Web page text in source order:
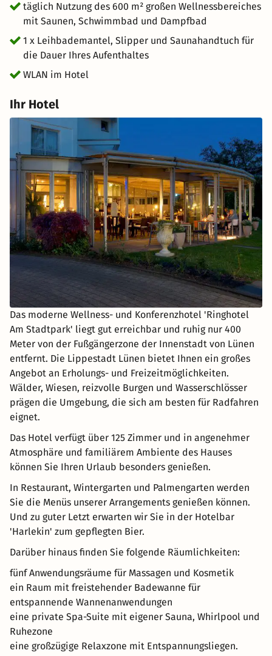
täglich Nutzung des 600 m² großen Wellnessbereiches
mit Saunen, Schwimmbad und Dampfbad
1 x Leihbademantel, Slipper und Saunahandtuch für
die Dauer Ihres Aufenthaltes
WLAN im Hotel
Ihr Hotel
Das moderne Wellness- und Konferenzhotel 'Ringhotel
Am Stadtpark' liegt gut erreichbar und ruhig nur 400
Meter von der Fußgängerzone der Innenstadt von Lünen
entfernt. Die Lippestadt Lünen bietet Ihnen ein großes
Angebot an Erholungs- und Freizeitmöglichkeiten.
Wälder, Wiesen, reizvolle Burgen und Wasserschlösser
prägen die Umgebung, die sich am besten für Radfahren
eignet.
Das Hotel verfügt über 125 Zimmer und in angenehmer
Atmosphäre und familiärem Ambiente des Hauses
können Sie Ihren Urlaub besonders genießen.
In Restaurant, Wintergarten und Palmengarten werden
Sie die Menüs unserer Arrangements genießen können.
Und zu guter Letzt erwarten wir Sie in der Hotelbar
'Harlekin' zum gepflegten Bier.
Darüber hinaus finden Sie folgende Räumlichkeiten:
fünf Anwendungsräume für Massagen und Kosmetik
ein Raum mit freistehender Badewanne für
entspannende Wannenanwendungen
eine private Spa-Suite mit eigener Sauna, Whirlpool und
Ruhezone
eine großzügige Relaxzone mit Entspannungsliegen.